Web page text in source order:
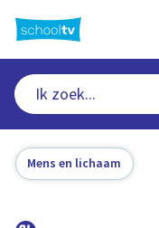
naar
hoofdinhoud
Mens en lichaam